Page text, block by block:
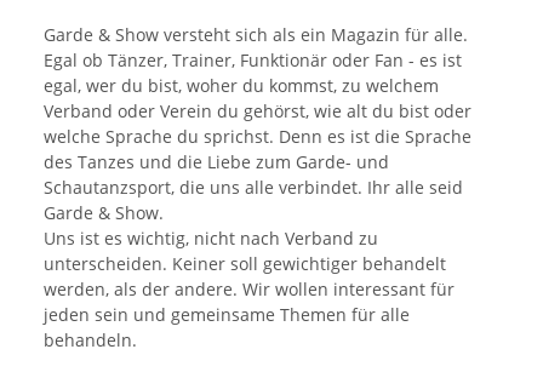
Garde & Show versteht sich als ein Magazin für alle.
Egal ob Tänzer, Trainer, Funktionär oder Fan - es ist
egal, wer du bist, woher du kommst, zu welchem
Verband oder Verein du gehörst, wie alt du bist oder
welche Sprache du sprichst. Denn es ist die Sprache
des Tanzes und die Liebe zum Garde- und
Schautanzsport, die uns alle verbindet. Ihr alle seid
Garde & Show.
Uns ist es wichtig, nicht nach Verband zu
unterscheiden. Keiner soll gewichtiger behandelt
werden, als der andere. Wir wollen interessant für
jeden sein und gemeinsame Themen für alle
behandeln.